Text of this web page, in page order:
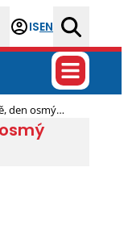
ISEN
den osmý…